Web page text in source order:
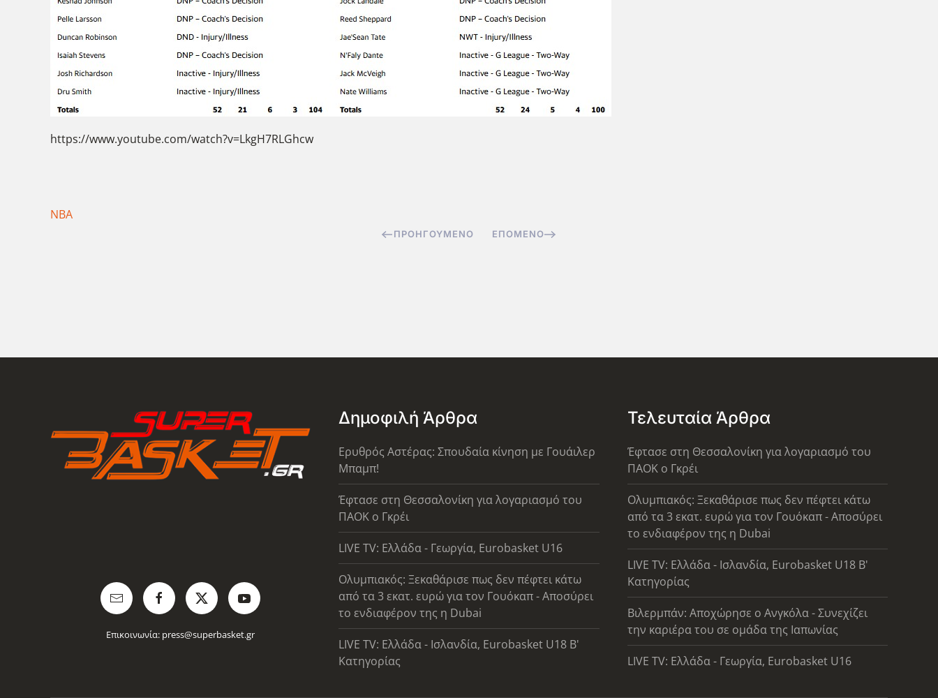
https://www.youtube.com/watch?v=LkgH7RLGhcw
NBA
ΠΡΟΗΓΟΎΜΕΝΟ ΕΠΌΜΕΝΟ
Επικοινωνία: press@superbasket.gr
Δημοφιλή Άρθρα
Ερυθρός Αστέρας: Σπουδαία κίνηση με Γουάιλερ
Μπαμπ!
Έφτασε στη Θεσσαλονίκη για λογαριασμό του
ΠΑΟΚ ο Γκρέι
LIVE TV: Ελλάδα - Γεωργία, Eurobasket U16
Ολυμπιακός: Ξεκαθάρισε πως δεν πέφτει κάτω
από τα 3 εκατ. ευρώ για τον Γουόκαπ - Αποσύρει
το ενδιαφέρον της η Dubai
LIVE TV: Ελλάδα - Ισλανδία, Eurobasket U18 Β'
Κατηγορίας
Τελευταία Άρθρα
Έφτασε στη Θεσσαλονίκη για λογαριασμό του
ΠΑΟΚ ο Γκρέι
Ολυμπιακός: Ξεκαθάρισε πως δεν πέφτει κάτω
από τα 3 εκατ. ευρώ για τον Γουόκαπ - Αποσύρει
το ενδιαφέρον της η Dubai
LIVE TV: Ελλάδα - Ισλανδία, Eurobasket U18 Β'
Κατηγορίας
Βιλερμπάν: Αποχώρησε ο Ανγκόλα - Συνεχίζει
την καριέρα του σε ομάδα της Ιαπωνίας
LIVE TV: Ελλάδα - Γεωργία, Eurobasket U16